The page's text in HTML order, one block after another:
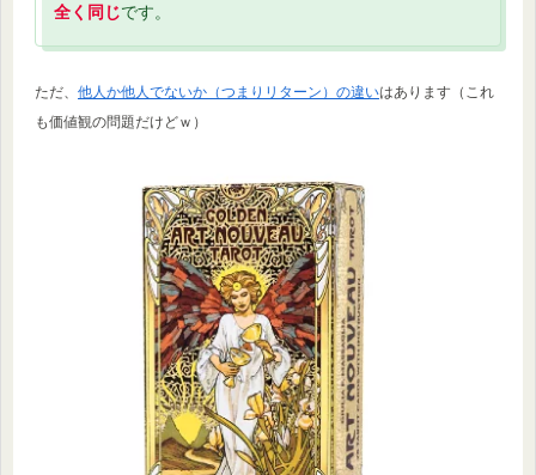
全く同じです。
ただ、 他人か他人でないか（つまりリターン）の違いはあります（これ
も価値観の問題だけどｗ）